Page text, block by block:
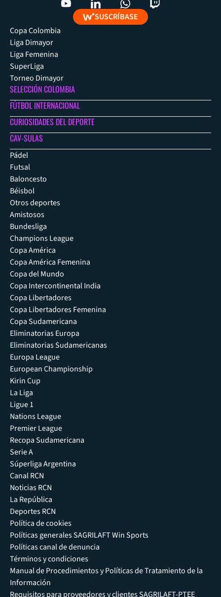
SUSCRÍBASE
Copa Colombia
Liga Dimayor
Liga Femenina
SuperLiga
Torneo Dimayor
SELECCIÓN COLOMBIA
FÚTBOL INTERNACIONAL
CURIOSIDADES DEL DEPORTE
CAV-SULAS
Pádel
Futsal
Baloncesto
Béisbol
Otros deportes
Amistosos
Bundesliga
Champions League
Copa América
Copa América Femenina
Copa del Mundo
Copa Intercontinental India
Copa Libertadores
Copa Libertadores Femenina
Copa Sudamericana
Eliminatorias Europa
Eliminatorias Sudamericanas
Europa League
European Championship
Kirin Cup
La Liga
Ligue 1
Nations League
Premier League
Recopa Sudamericana
Serie A
Súperliga Argentina
Canal RCN
Noticias RCN
La República
Deportes RCN
Política de cookies
Políticas generales SAGRILAFT Win Sports
Políticas canal de denuncia
Términos y condiciones
Manual de Procedimientos y Políticas de Tratamiento de la
Información
Requisitos para proveedores y clientes SAGRILAFT-PTEE